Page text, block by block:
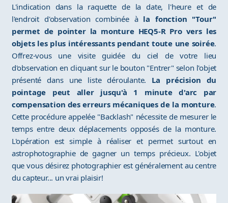
L'indication dans la raquette de la date, l'heure et de
l'endroit d'observation combinée à la fonction "Tour"
permet de pointer la monture HEQ5-R Pro vers les
objets les plus intéressants pendant toute une soirée.
Offrez-vous une visite guidée du ciel de votre lieu
d'observation en cliquant sur le bouton "Entrer" selon l'objet
présenté dans une liste déroulante. La précision du
pointage peut aller jusqu'à 1 minute d'arc par
compensation des erreurs mécaniques de la monture.
Cette procédure appelée "Backlash" nécessite de mesurer le
temps entre deux déplacements opposés de la monture.
L'opération est simple à réaliser et permet surtout en
astrophotographie de gagner un temps précieux. L'objet
que vous désirez photographier est généralement au centre
du capteur... un vrai plaisir!